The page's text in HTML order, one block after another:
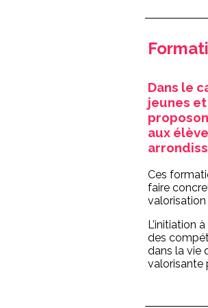
Dans le
jeunes
aux
Ces
faire
valorisation
L’initiation
des
dans la vie
valorisante